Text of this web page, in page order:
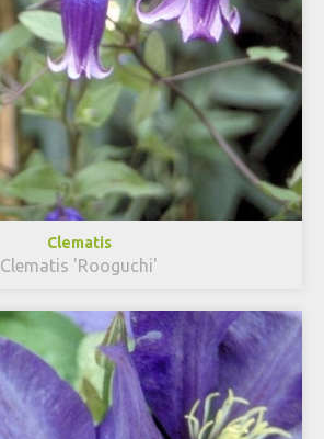
Clematis
Clematis 'Rooguchi'